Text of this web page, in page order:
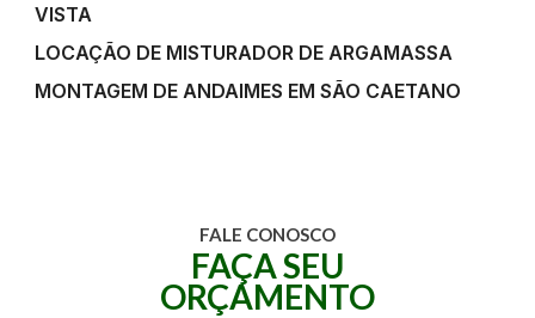
VISTA
LOCAÇÃO DE MISTURADOR DE ARGAMASSA
MONTAGEM DE ANDAIMES EM SÃO CAETANO
FALE CONOSCO
FAÇA SEU
ORÇAMENTO